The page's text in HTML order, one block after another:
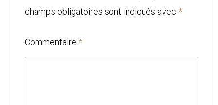
Mariage
Architecture
champs obligatoires sont indiqués avec *
Commentaire *